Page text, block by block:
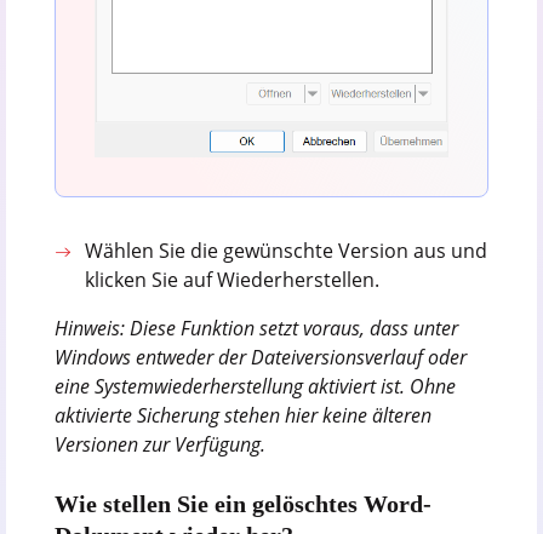
Wählen Sie die gewünschte Version aus und
klicken Sie auf Wiederherstellen.
Hinweis: Diese Funktion setzt voraus, dass unter
Windows entweder der Dateiversionsverlauf oder
eine Systemwiederherstellung aktiviert ist. Ohne
aktivierte Sicherung stehen hier keine älteren
Versionen zur Verfügung.
Wie stellen Sie ein gelöschtes Word-